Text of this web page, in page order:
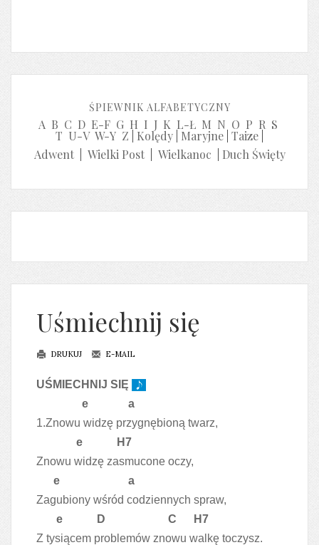
ŚPIEWNIK ALFABETYCZNY
A B C D E-F G H I J K L-Ł M N O P R S
T U-V W-Y Z Kolędy Maryjne Taize
Adwent| Wielki Post| Wielkanoc Duch Święty
Uśmiechnij się
DRUKUJ E-MAIL
UŚMIECHNIJ SIĘ
e a
1.Znowu widzę przygnębioną twarz,
e H7
Znowu widzę zasmucone oczy,
e a
Zagubiony wśród codziennych spraw,
e D C H7
Z tysiącem problemów znowu walkę toczysz.